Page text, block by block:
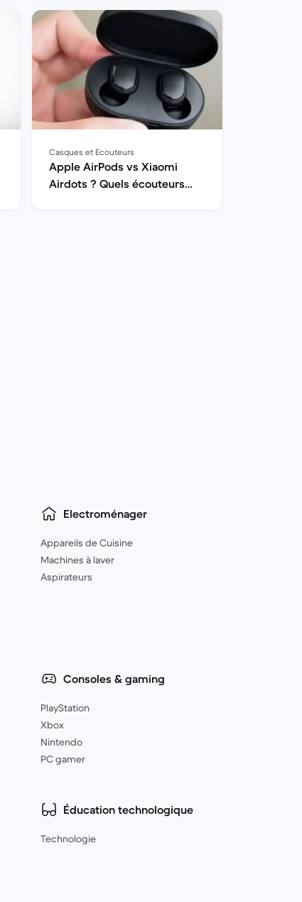
Casques et Ecouteurs
Apple AirPods vs Xiaomi
Airdots ? Quels écouteurs
Electroménager
Appareils de Cuisine
Machines à laver
Aspirateurs
Consoles & gaming
PlayStation
Xbox
Nintendo
PC gamer
Éducation technologique
Technologie